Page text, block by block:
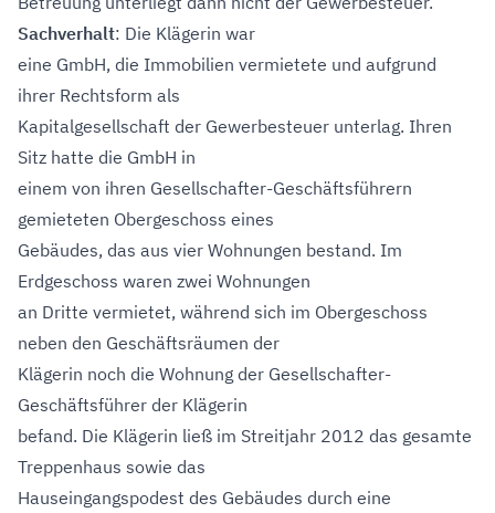
Sachverhalt: Die Klägerin war
eine GmbH, die Immobilien vermietete und aufgrund
ihrer Rechtsform als
Kapitalgesellschaft der Gewerbesteuer unterlag. Ihren
Sitz hatte die GmbH in
einem von ihren Gesellschafter-Geschäftsführern
gemieteten Obergeschoss eines
Gebäudes, das aus vier Wohnungen bestand. Im
Erdgeschoss waren zwei Wohnungen
an Dritte vermietet, während sich im Obergeschoss
neben den Geschäftsräumen der
Klägerin noch die Wohnung der Gesellschafter-
Geschäftsführer der Klägerin
befand. Die Klägerin ließ im Streitjahr 2012 das gesamte
Treppenhaus sowie das
Hauseingangspodest des Gebäudes durch eine